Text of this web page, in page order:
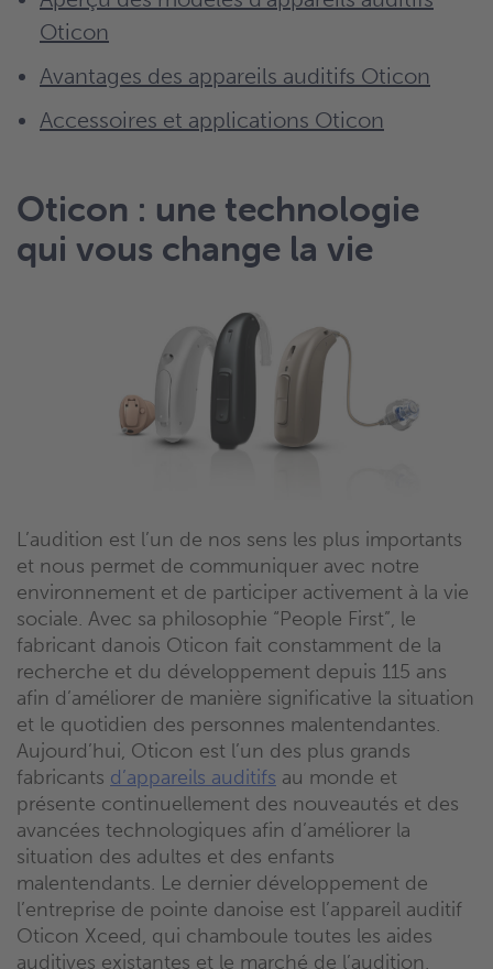
Oticon
Avantages des appareils auditifs Oticon
Accessoires et applications Oticon
Oticon : une technologie
qui vous change la vie
L’audition est l’un de nos sens les plus importants
et nous permet de communiquer avec notre
environnement et de participer activement à la vie
sociale. Avec sa philosophie “People First”, le
fabricant danois Oticon fait constamment de la
recherche et du développement depuis 115 ans
afin d’améliorer de manière significative la situation
et le quotidien des personnes malentendantes.
Aujourd’hui, Oticon est l’un des plus grands
fabricants d’appareils auditifs au monde et
présente continuellement des nouveautés et des
avancées technologiques afin d’améliorer la
situation des adultes et des enfants
malentendants. Le dernier développement de
l’entreprise de pointe danoise est l’appareil auditif
Oticon Xceed, qui chamboule toutes les aides
auditives existantes et le marché de l’audition.